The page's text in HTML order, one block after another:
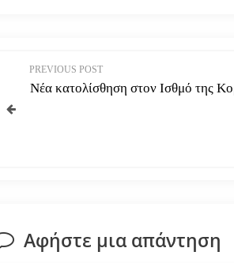
λ
PREVIOUS POST
Νέα κατολίσθηση στον Ισθμό της
Αφήστε μια απάντηση